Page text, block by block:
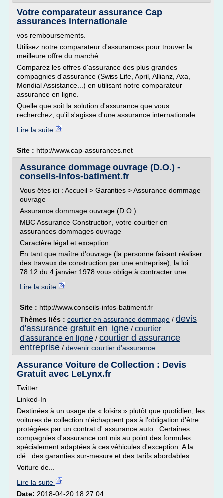
Votre comparateur assurance Cap
assurances internationale
vos remboursements.
Utilisez notre comparateur d'assurances pour trouver la
meilleure offre du marché
Comparez les offres d'assurance des plus grandes
compagnies d'assurance (Swiss Life, April, Allianz, Axa,
Mondial Assistance...) en utilisant notre comparateur
assurance en ligne.
Quelle que soit la solution d'assurance que vous
recherchez, qu'il s'agisse d'une assurance internationale...
Lire la suite
Site : http://www.cap-assurances.net
Assurance dommage ouvrage (D.O.) -
conseils-infos-batiment.fr
Vous êtes ici : Accueil > Garanties > Assurance dommage
ouvrage
Assurance dommage ouvrage (D.O.)
MBC Assurance Construction, votre courtier en
assurances dommages ouvrage
Caractère légal et exception :
En tant que maître d'ouvrage (la personne faisant réaliser
des travaux de construction par une entreprise), la loi
78.12 du 4 janvier 1978 vous oblige à contracter une...
Lire la suite
Site : http://www.conseils-infos-batiment.fr
Thèmes liés : courtier en assurance dommage / devis
d'assurance gratuit en ligne / courtier
d'assurance en ligne / courtier d assurance
entreprise / devenir courtier d'assurance
Assurance Voiture de Collection : Devis
Gratuit avec LeLynx.fr
Twitter
Linked-In
Destinées à un usage de « loisirs » plutôt que quotidien, les
voitures de collection n'échappent pas à l'obligation d'être
protégées par un contrat d' assurance auto . Certaines
compagnies d'assurance ont mis au point des formules
spécialement adaptées à ces véhicules d'exception. A la
clé : des garanties sur-mesure et des tarifs abordables.
Voiture de...
Lire la suite
Date: 2018-04-20 18:27:04